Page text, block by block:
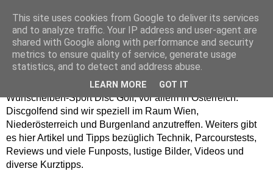
Enjoy Disc Golf and let
your Putterfly
Auf putterfly.at dreht sich alles um den Frisbee- bzw.
Wurfscheiben-Sport Disc Golf, vor allem in Österreich.
Discgolfend sind wir speziell im Raum Wien,
Niederösterreich und Burgenland anzutreffen. Weiters gibt
es hier Artikel und Tipps bezüglich Technik, Parcourstests,
Reviews und viele Funposts, lustige Bilder, Videos und
diverse Kurztipps.
This site uses cookies from Google to deliver its services
and to analyze traffic. Your IP address and user-agent are
shared with Google along with performance and security
metrics to ensure quality of service, generate usage
statistics, and to detect and address abuse.
LEARN MORE GOT IT